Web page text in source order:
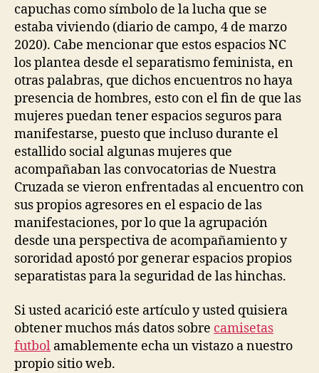
capuchas como símbolo de la lucha que se
estaba viviendo (diario de campo, 4 de marzo
2020). Cabe mencionar que estos espacios NC
los plantea desde el separatismo feminista, en
otras palabras, que dichos encuentros no haya
presencia de hombres, esto con el fin de que las
mujeres puedan tener espacios seguros para
manifestarse, puesto que incluso durante el
estallido social algunas mujeres que
acompañaban las convocatorias de Nuestra
Cruzada se vieron enfrentadas al encuentro con
sus propios agresores en el espacio de las
manifestaciones, por lo que la agrupación
desde una perspectiva de acompañamiento y
sororidad apostó por generar espacios propios
separatistas para la seguridad de las hinchas.
Si usted acarició este artículo y usted quisiera
obtener muchos más datos sobre camisetas
futbol amablemente echa un vistazo a nuestro
propio sitio web.